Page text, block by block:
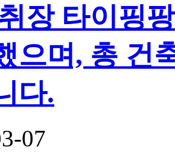
장 타이핑
으며, 총 건
다.
07